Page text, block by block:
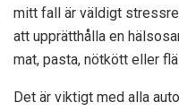
mitt fall är väldigt
att upprätthålla en
mat, pasta, nötkött eller
Det är viktigt med alla